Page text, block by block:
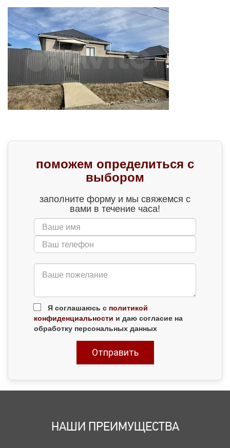
поможем определиться с
выбором
заполните форму и мы свяжемся с
вами в течение часа!
Я соглашаюсь с политикой
конфиденциальности и даю согласие на
обработку персональных данных
НАШИ ПРЕИМУЩЕСТВА